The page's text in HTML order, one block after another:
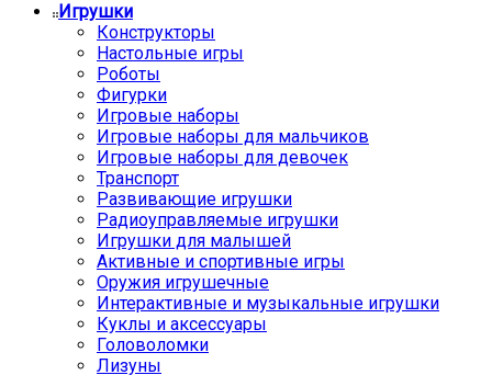
Игрушки
Конструкторы
Настольные игры
Роботы
Фигурки
Игровые наборы
Игровые наборы для мальчиков
Игровые наборы для девочек
Транспорт
Развивающие игрушки
Радиоуправляемые игрушки
Игрушки для малышей
Активные и спортивные игры
Оружия игрушечные
Интерактивные и музыкальные игрушки
Куклы и аксессуары
Головоломки
Лизуны